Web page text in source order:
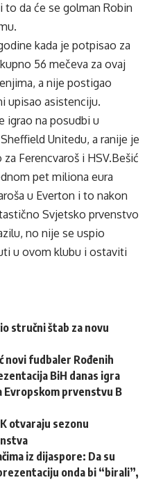
to da će se golman Robin
kada je potpisao za
56 mečeva za ovaj
a nije postigao
upisao asistenciju.
igrao na posudbi u
Unitedu, a ranije je
Ferencvaroš i HSV.Bešić
pet miliona eura
u Everton i to nakon
Svjetsko prvenstvo
no nije se uspio
u ovom klubu i ostaviti
stručni štab za novu
novi fudbaler Rođenih
BiH danas igra
Evropskom prvenstvu B
otvaraju sezonu
iz dijaspore: Da su
onda bi “birali”,